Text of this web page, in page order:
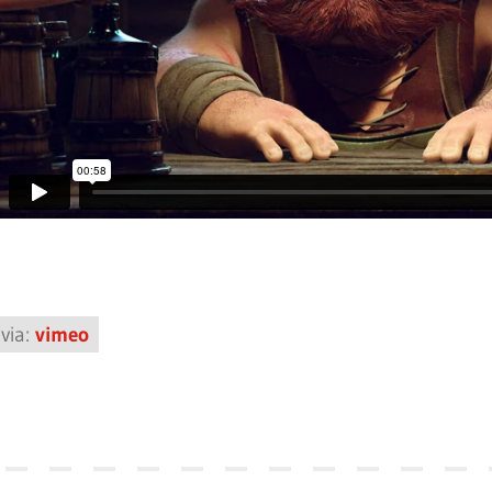
via: vimeo